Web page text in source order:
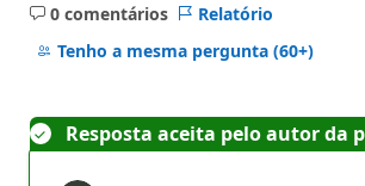
0 comentários
Sem
comentários
Relatório
Tenho a mesma pergunta (60+)
Resposta aceita pelo autor da